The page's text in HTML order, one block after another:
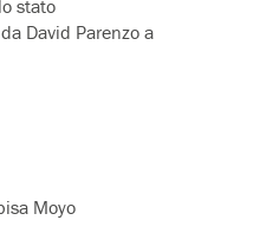
stato
David Parenzo a
Moyo